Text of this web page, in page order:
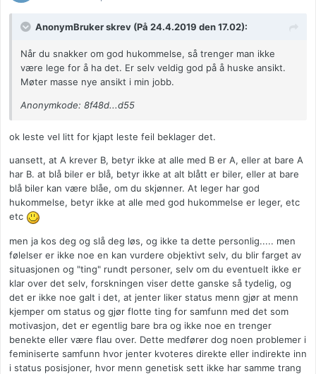
AnonymBruker skrev (På 24.4.2019 den 17.02):
Når du snakker om god hukommelse, så trenger man ikke
være lege for å ha det. Er selv veldig god på å huske ansikt.
Møter masse nye ansikt i min jobb.
Anonymkode: 8f48d...d55
ok leste vel litt for kjapt leste feil beklager det.
uansett, at A krever B, betyr ikke at alle med B er A, eller at bare A
har B. at blå biler er blå, betyr ikke at alt blått er biler, eller at bare
blå biler kan være blåe, om du skjønner. At leger har god
hukommelse, betyr ikke at alle med god hukommelse er leger, etc
etc
men ja kos deg og slå deg løs, og ikke ta dette personlig..... men
følelser er ikke noe en kan vurdere objektivt selv, du blir farget av
situasjonen og "ting" rundt personer, selv om du eventuelt ikke er
klar over det selv, forskningen viser dette ganske så tydelig, og
det er ikke noe galt i det, at jenter liker status menn gjør at menn
kjemper om status og gjør flotte ting for samfunn med det som
motivasjon, det er egentlig bare bra og ikke noe en trenger
benekte eller være flau over. Dette medfører dog noen problemer i
feminiserte samfunn hvor jenter kvoteres direkte eller indirekte inn
i status posisjoner, hvor menn genetisk sett ikke har samme trang